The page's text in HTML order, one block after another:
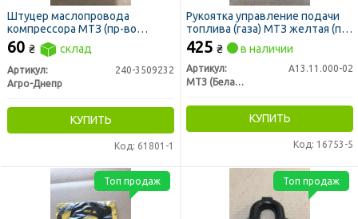
Штуцер маслопровода
компрессора МТЗ (пр-во
Украина)
60 ₴ склад
Артикул:
240-3509232
Агро-Днепр
КУПИТЬ
Код: 61801-1
Рукоятка управление подачи
топлива (газа) МТЗ желтая (пр-
во МТЗ)
425 ₴ в наличии
Артикул:
А13.11.000-02
МТЗ (Беларусь)
КУПИТЬ
Код: 16753-5
Топ продаж Топ продаж